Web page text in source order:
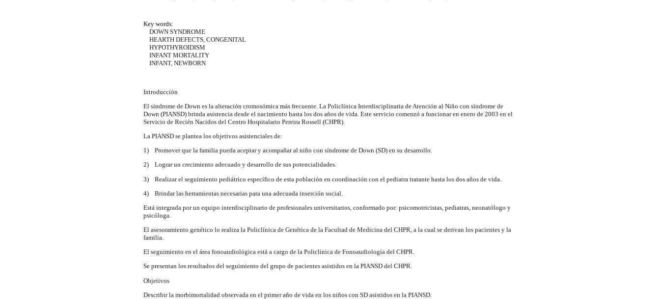
Key words:
DOWN SYNDROME
HEARTH DEFECTS, CONGENITAL
HYPOTHYROIDISM
INFANT MORTALITY
INFANT, NEWBORN
Introducción
El síndrome de Down es la alteración cromosómica más frecuente. La Policlínica Interdisciplinaria de Atención al Niño con síndrome de
Down (PIANSD) brinda asistencia desde el nacimiento hasta los dos años de vida. Este servicio comenzó a funcionar en enero de 2003 en el
Servicio de Recién Nacidos del Centro Hospitalario Pereira Rossell (CHPR).
La PIANSD se plantea los objetivos asistenciales de:
1) Promover que la familia pueda aceptar y acompañar al niño con síndrome de Down (SD) en su desarrollo.
2) Lograr un crecimiento adecuado y desarrollo de sus potencialidades.
3) Realizar el seguimiento pediátrico específico de esta población en coordinación con el pediatra tratante hasta los dos años de vida.
4) Brindar las herramientas necesarias para una adecuada inserción social.
Está integrada por un equipo interdisciplinario de profesionales universitarios, conformado por: psicomotricistas, pediatras, neonatólogo y
psicóloga.
El asesoramiento genético lo realiza la Policlínica de Genética de la Facultad de Medicina del CHPR, a la cual se derivan los pacientes y la
familia.
El seguimiento en el área fonoaudiológica está a cargo de la Policlínica de Fonoaudiología del CHPR.
Se presentan los resultados del seguimiento del grupo de pacientes asistidos en la PIANSD del CHPR.
Objetivos
Describir la morbimortalidad observada en el primer año de vida en los niños con SD asistidos en la PIANSD.